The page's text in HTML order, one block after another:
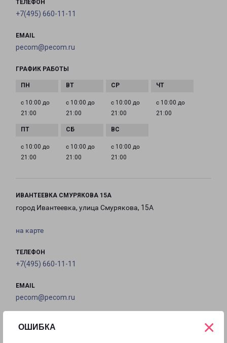
ОШИБКА ×
ТЕЛЕФОН
+7(495) 660-11-11
EMAIL
pecom@pecom.ru
ГРАФИК РАБОТЫ
с 10:00 до
21:00
с 10:00 до
21:00
с 10:00 до
21:00
с 10:00 до
21:00
с 10:00 до
21:00
с 10:00 до
21:00
с 10:00 до
21:00
ИВАНТЕЕВКА СМУРЯКОВА 15А
город Ивантеевка, улица Смурякова, 15А
на карте
ТЕЛЕФОН
+7(495) 660-11-11
EMAIL
pecom@pecom.ru